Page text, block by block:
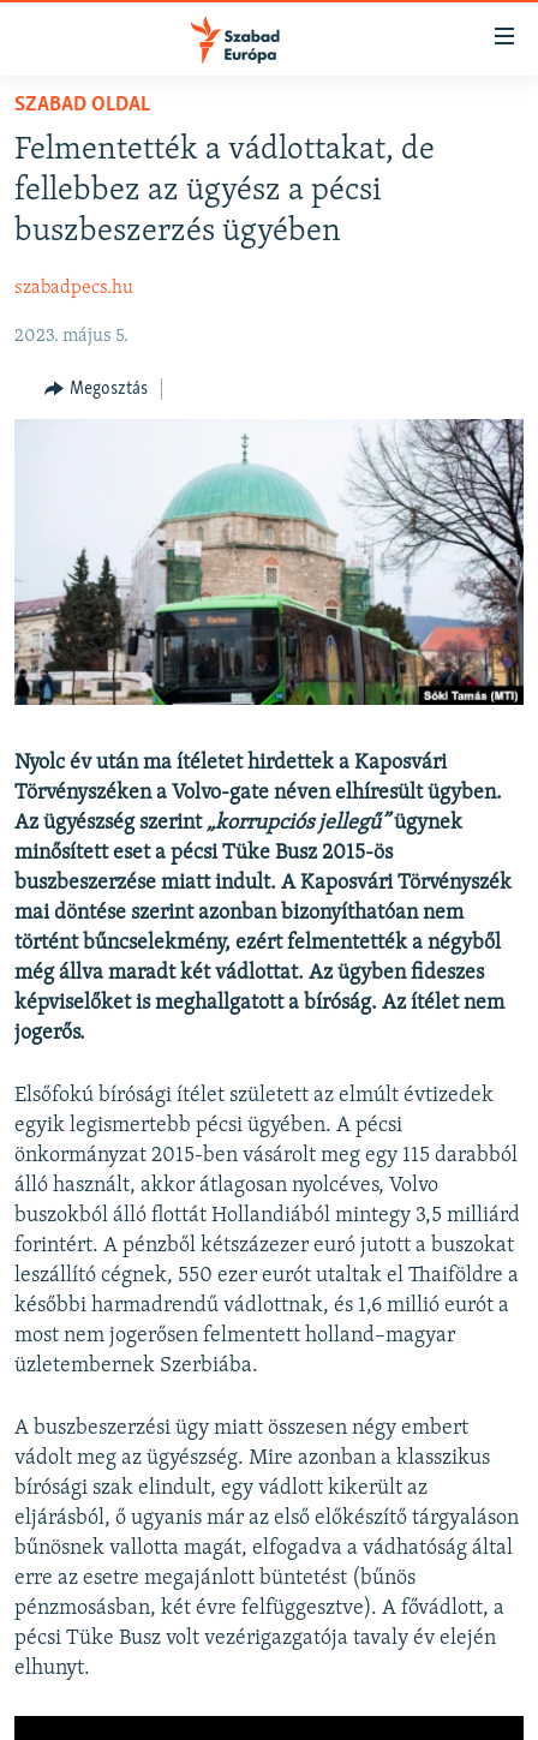
Akadálymentes
Ugrás
fő
oldalra
Ugrás
tartalomjegyzékre
NAPIRENDEN
AKTUÁLIS
PODCASTOK
ELEMZŐ
NER15
SZABADON
A PÉNZ NYOMÁBAN
EURÓPAI UNIÓ
VILÁG
KLÍMAVÁLTOZÁS
A MÚLT TANULSÁGAI
KÖVESSEN MINKET!
Valamennyi RFE/RL weboldal
SZABAD OLDAL
Felmentették a vádlottakat, de
fellebbez az ügyész a pécsi
buszbeszerzés ügyében
szabadpecs.hu
2023. május 5.
Megosztás
Nyolc év után ma ítéletet hirdettek a Kaposvári
Törvényszéken a Volvo-gate néven elhíresült ügyben.
Az ügyészség szerint „korrupciós jellegű”ügynek
minősített eset a pécsi Tüke Busz 2015-ös
buszbeszerzése miatt indult. A Kaposvári Törvényszék
mai döntése szerint azonban bizonyíthatóan nem
történt bűncselekmény, ezért felmentették a négyből
még állva maradt két vádlottat. Az ügyben fideszes
képviselőket is meghallgatott a bíróság. Az ítélet nem
jogerős.
Elsőfokú bírósági ítélet született az elmúlt évtizedek
egyik legismertebb pécsi ügyében. A pécsi
önkormányzat 2015-ben vásárolt meg egy 115 darabból
álló használt, akkor átlagosan nyolcéves, Volvo
buszokból álló flottát Hollandiából mintegy 3,5 milliárd
forintért. A pénzből kétszázezer euró jutott a buszokat
leszállító cégnek, 550 ezer eurót utaltak el Thaiföldre a
későbbi harmadrendű vádlottnak, és 1,6 millió eurót a
most nem jogerősen felmentett holland–magyar
üzletembernek Szerbiába.
A buszbeszerzési ügy miatt összesen négy embert
vádolt meg az ügyészség. Mire azonban a klasszikus
bírósági szak elindult, egy vádlott kikerült az
eljárásból, ő ugyanis már az első előkészítő tárgyaláson
bűnösnek vallotta magát, elfogadva a vádhatóság által
erre az esetre megajánlott büntetést (bűnös
pénzmosásban, két évre felfüggesztve). A fővádlott, a
pécsi Tüke Busz volt vezérigazgatója tavaly év elején
elhunyt.
FELIRATKOZÁS